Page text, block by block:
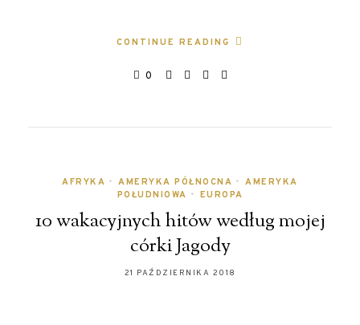
CONTINUE READING
0
AFRYKA • AMERYKA PÓŁNOCNA • AMERYKA
POŁUDNIOWA • EUROPA
10 wakacyjnych hitów według mojej
córki Jagody
21 PAŹDZIERNIKA 2018